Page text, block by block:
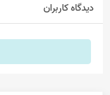
دیدگاه کاربران